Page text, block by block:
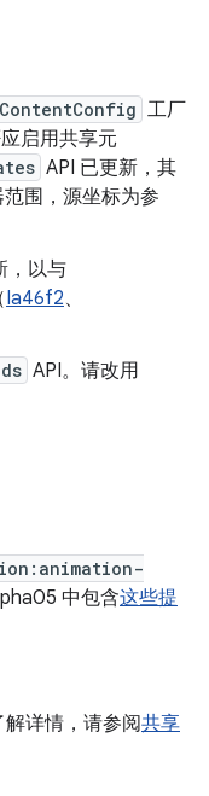
工厂
启用共享元
API 已更新，其
围，源坐标为参
，以与
Ia46f2、
API。请改用
中包含这些提
详情，请参阅共享